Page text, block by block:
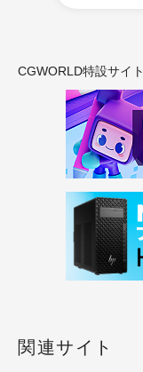
CGWORLD特設サイト
関連サイト